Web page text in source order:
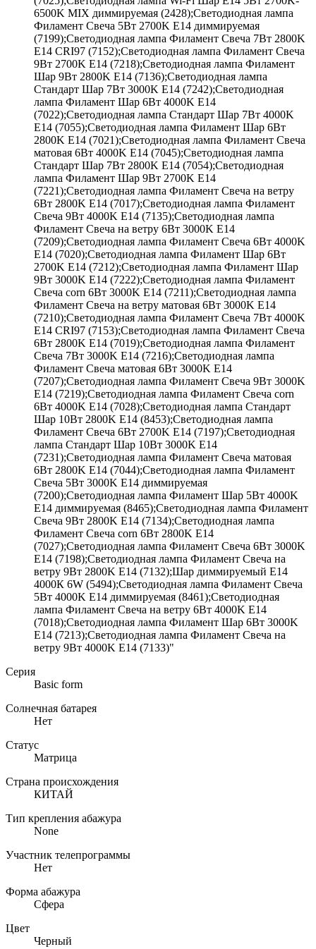
6500K MIX диммируемая (2428);Светодиодная лампа
Филамент Свеча 5Вт 2700K E14 диммируемая
(7199);Светодиодная лампа Филамент Свеча 7Вт 2800K
E14 CRI97 (7152);Светодиодная лампа Филамент Свеча
9Вт 2700K E14 (7218);Светодиодная лампа Филамент
Шар 9Вт 2800K E14 (7136);Светодиодная лампа
Стандарт Шар 7Вт 3000K E14 (7242);Светодиодная
лампа Филамент Шар 6Вт 4000K E14
(7022);Светодиодная лампа Стандарт Шар 7Вт 4000K
E14 (7055);Светодиодная лампа Филамент Шар 6Вт
2800K E14 (7021);Светодиодная лампа Филамент Свеча
матовая 6Вт 4000K E14 (7045);Светодиодная лампа
Стандарт Шар 7Вт 2800K E14 (7054);Светодиодная
лампа Филамент Шар 9Вт 2700K E14
(7221);Светодиодная лампа Филамент Свеча на ветру
6Вт 2800K E14 (7017);Светодиодная лампа Филамент
Свеча 9Вт 4000K E14 (7135);Светодиодная лампа
Филамент Свеча на ветру 6Вт 3000K E14
(7209);Светодиодная лампа Филамент Свеча 6Вт 4000K
E14 (7020);Светодиодная лампа Филамент Шар 6Вт
2700K E14 (7212);Светодиодная лампа Филамент Шар
9Вт 3000K E14 (7222);Светодиодная лампа Филамент
Свеча corn 6Вт 3000K E14 (7211);Светодиодная лампа
Филамент Свеча на ветру матовая 6Вт 3000K E14
(7210);Светодиодная лампа Филамент Свеча 7Вт 4000K
E14 CRI97 (7153);Светодиодная лампа Филамент Свеча
6Вт 2800K E14 (7019);Светодиодная лампа Филамент
Свеча 7Вт 3000K E14 (7216);Светодиодная лампа
Филамент Свеча матовая 6Вт 3000K E14
(7207);Светодиодная лампа Филамент Свеча 9Вт 3000K
E14 (7219);Светодиодная лампа Филамент Свеча corn
6Вт 4000K E14 (7028);Светодиодная лампа Стандарт
Шар 10Вт 2800K E14 (8453);Светодиодная лампа
Филамент Свеча 6Вт 2700K E14 (7197);Светодиодная
лампа Стандарт Шар 10Вт 3000K E14
(7231);Светодиодная лампа Филамент Свеча матовая
6Вт 2800K E14 (7044);Светодиодная лампа Филамент
Свеча 5Вт 3000K E14 диммируемая
(7200);Светодиодная лампа Филамент Шар 5Вт 4000K
E14 диммируемая (8465);Светодиодная лампа Филамент
Свеча 9Вт 2800K E14 (7134);Светодиодная лампа
Филамент Свеча corn 6Вт 2800K E14
(7027);Светодиодная лампа Филамент Свеча 6Вт 3000K
E14 (7198);Светодиодная лампа Филамент Свеча на
ветру 9Вт 2800K E14 (7132);Шар диммируемый Е14
4000К 6W (5494);Светодиодная лампа Филамент Свеча
5Вт 4000K E14 диммируемая (8461);Светодиодная
лампа Филамент Свеча на ветру 6Вт 4000K E14
(7018);Светодиодная лампа Филамент Шар 6Вт 3000K
E14 (7213);Светодиодная лампа Филамент Свеча на
ветру 9Вт 4000K E14 (7133)"
Серия
Basic form
Солнечная батарея
Нет
Статус
Матрица
Страна происхождения
КИТАЙ
Тип крепления абажура
None
Участник телепрограммы
Нет
Форма абажура
Сфера
Цвет
Черный